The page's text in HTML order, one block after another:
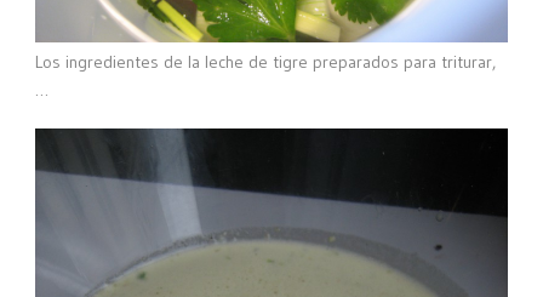
Los ingredientes de la leche de tigre preparados para triturar,